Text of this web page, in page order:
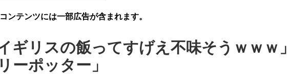
ンテンツには一部広告が含まれます。
ギリスの飯ってすげえ不味そうｗｗｗ」
ーポッター」